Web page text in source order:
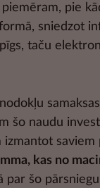
pie
sniedzot
taču
šo naudu
kas no
par šo